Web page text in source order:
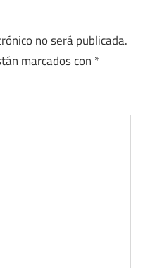
no será publicada.
marcados con *